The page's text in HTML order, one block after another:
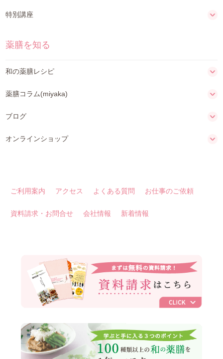
特別講座
薬膳を知る
和の薬膳レシピ
薬膳コラム(miyaka)
ブログ
オンラインショップ
ご利用案内 アクセス よくある質問 お仕事のご依頼
資料請求・お問合せ 会社情報 新着情報